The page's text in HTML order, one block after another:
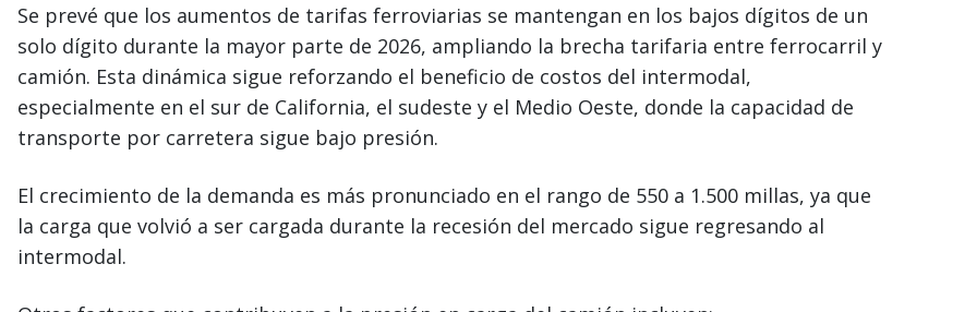
Se prevé que los aumentos de tarifas ferroviarias se mantengan en los bajos dígitos de un
solo dígito durante la mayor parte de 2026, ampliando la brecha tarifaria entre ferrocarril y
camión. Esta dinámica sigue reforzando el beneficio de costos del intermodal,
especialmente en el sur de California, el sudeste y el Medio Oeste, donde la capacidad de
transporte por carretera sigue bajo presión.
El crecimiento de la demanda es más pronunciado en el rango de 550 a 1.500 millas, ya que
la carga que volvió a ser cargada durante la recesión del mercado sigue regresando al
intermodal.